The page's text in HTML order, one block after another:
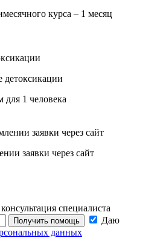
курса – 1 месяц
детоксикации
для 1 человека
заявки через сайт
консультация специалиста
Получить помощь
Даю
данных